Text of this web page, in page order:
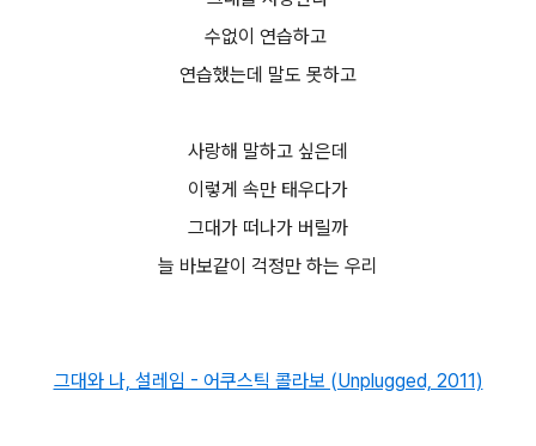
수없이 연습하고
연습했는데 말도 못하고
사랑해 말하고 싶은데
이렇게 속만 태우다가
그대가 떠나가 버릴까
늘 바보같이 걱정만 하는 우리
그대와 나, 설레임 - 어쿠스틱 콜라보 (Unplugged, 2011)